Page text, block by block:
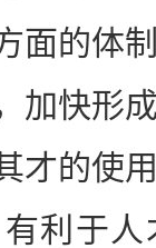
面的体
加快形
才的使
利于